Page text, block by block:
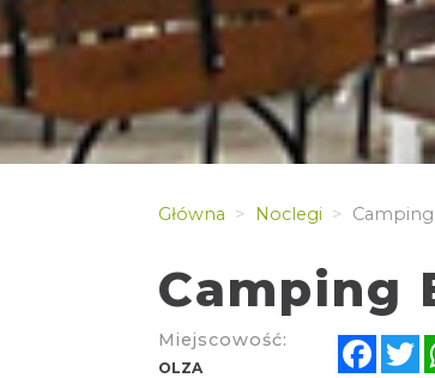
Główna Noclegi
Camping
Miejscowość:
OLZA